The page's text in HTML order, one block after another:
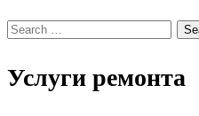
Услуги ремонта